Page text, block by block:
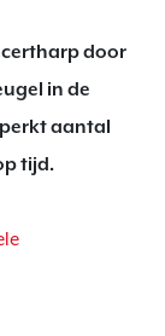
door
in de
aantal
tijd.